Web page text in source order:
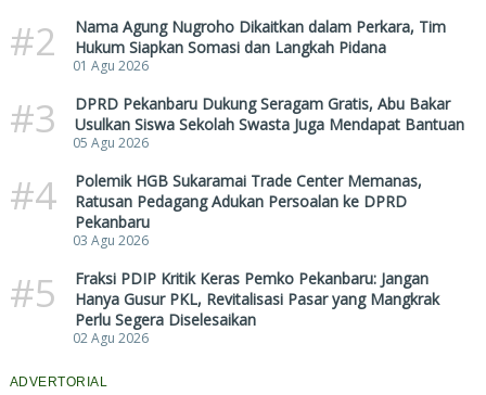
#2
Nama Agung Nugroho Dikaitkan dalam Perkara, Tim
Hukum Siapkan Somasi dan Langkah Pidana
01 Agu 2026
#3
DPRD Pekanbaru Dukung Seragam Gratis, Abu Bakar
Usulkan Siswa Sekolah Swasta Juga Mendapat Bantuan
05 Agu 2026
#4
Polemik HGB Sukaramai Trade Center Memanas,
Ratusan Pedagang Adukan Persoalan ke DPRD
Pekanbaru
03 Agu 2026
#5
Fraksi PDIP Kritik Keras Pemko Pekanbaru: Jangan
Hanya Gusur PKL, Revitalisasi Pasar yang Mangkrak
Perlu Segera Diselesaikan
02 Agu 2026
ADVERTORIAL